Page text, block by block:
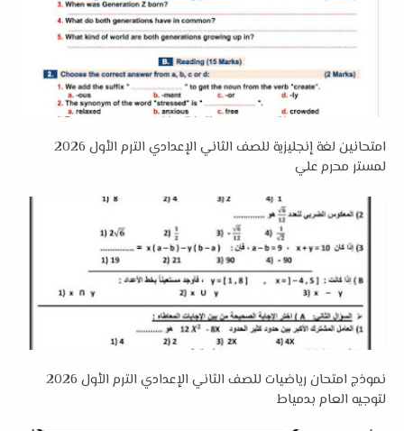
امتحانين لغة إنجليزية للصف الثاني الإعدادي الترم الأول 2026
لمستر محرم علي
نموذج امتحان رياضيات للصف الثاني الإعدادي الترم الأول 2026
لتوجيه العام بدمياط